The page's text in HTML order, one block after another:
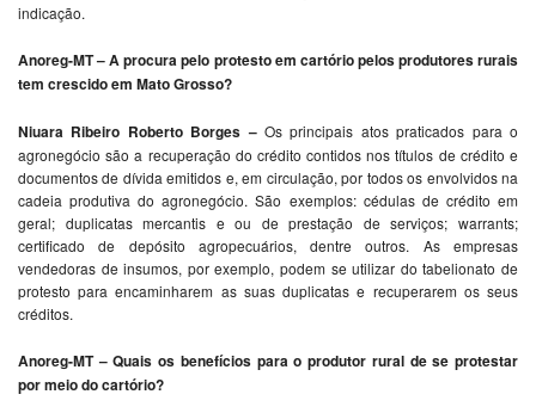
indicação.
Anoreg-MT – A procura pelo protesto em cartório pelos produtores rurais
tem crescido em Mato Grosso?
Niuara Ribeiro Roberto Borges –Os principais atos praticados para o
agronegócio são a recuperação do crédito contidos nos títulos de crédito e
documentos de dívida emitidos e, em circulação, por todos os envolvidos na
cadeia produtiva do agronegócio. São exemplos: cédulas de crédito em
geral; duplicatas mercantis e ou de prestação de serviços; warrants;
certificado de depósito agropecuários, dentre outros. As empresas
vendedoras de insumos, por exemplo, podem se utilizar do tabelionato de
protesto para encaminharem as suas duplicatas e recuperarem os seus
créditos.
Anoreg-MT – Quais os benefícios para o produtor rural de se protestar
por meio do cartório?